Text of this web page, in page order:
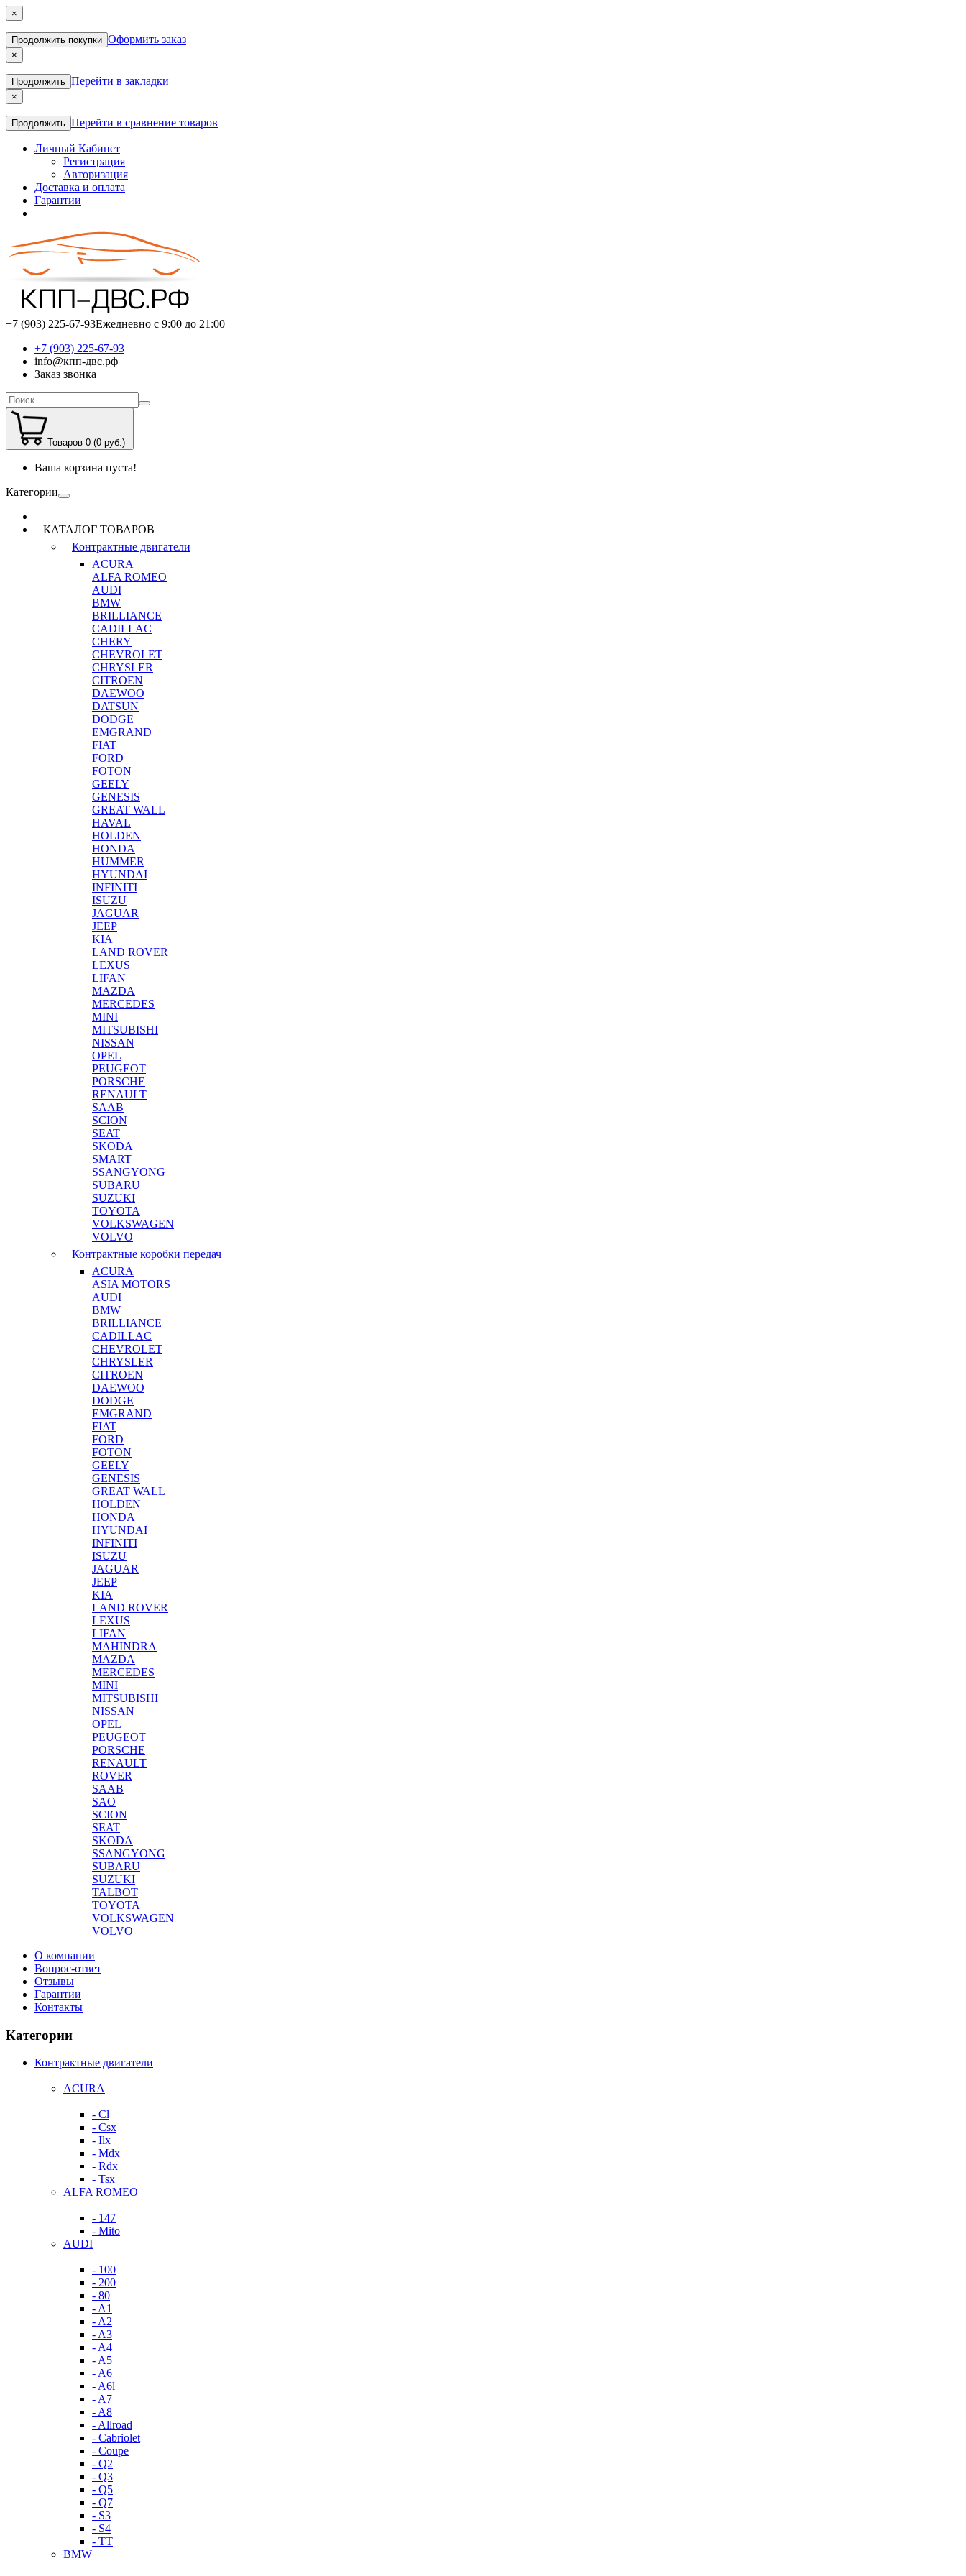
×
Продолжить покупки Оформить заказ
×
Продолжить Перейти в закладки
×
Продолжить Перейти в сравнение товаров
Личный Кабинет
Регистрация
Авторизация
Доставка и оплата
Гарантии
+7 (903) 225-67-93Ежедневно с 9:00 до 21:00
+7 (903) 225-67-93
info@кпп-двс.рф
Заказ звонка
Товаров 0 (0 руб.)
Ваша корзина пуста!
Категории
КАТАЛОГ ТОВАРОВ
Контрактные двигатели
ACURA
ALFA ROMEO
AUDI
BMW
BRILLIANCE
CADILLAC
CHERY
CHEVROLET
CHRYSLER
CITROEN
DAEWOO
DATSUN
DODGE
EMGRAND
FIAT
FORD
FOTON
GEELY
GENESIS
GREAT WALL
HAVAL
HOLDEN
HONDA
HUMMER
HYUNDAI
INFINITI
ISUZU
JAGUAR
JEEP
KIA
LAND ROVER
LEXUS
LIFAN
MAZDA
MERCEDES
MINI
MITSUBISHI
NISSAN
OPEL
PEUGEOT
PORSCHE
RENAULT
SAAB
SCION
SEAT
SKODA
SMART
SSANGYONG
SUBARU
SUZUKI
TOYOTA
VOLKSWAGEN
VOLVO
Контрактные коробки передач
ACURA
ASIA MOTORS
AUDI
BMW
BRILLIANCE
CADILLAC
CHEVROLET
CHRYSLER
CITROEN
DAEWOO
DODGE
EMGRAND
FIAT
FORD
FOTON
GEELY
GENESIS
GREAT WALL
HOLDEN
HONDA
HYUNDAI
INFINITI
ISUZU
JAGUAR
JEEP
KIA
LAND ROVER
LEXUS
LIFAN
MAHINDRA
MAZDA
MERCEDES
MINI
MITSUBISHI
NISSAN
OPEL
PEUGEOT
PORSCHE
RENAULT
ROVER
SAAB
SAO
SCION
SEAT
SKODA
SSANGYONG
SUBARU
SUZUKI
TALBOT
TOYOTA
VOLKSWAGEN
VOLVO
О компании
Вопрос-ответ
Отзывы
Гарантии
Контакты
Категории
Контрактные двигатели
ACURA
- Cl
- Csx
- Ilx
- Mdx
- Rdx
- Tsx
ALFA ROMEO
- 147
- Mito
AUDI
- 100
- 200
- 80
- A1
- A2
- A3
- A4
- A5
- A6
- A6l
- A7
- A8
- Allroad
- Cabriolet
- Coupe
- Q2
- Q3
- Q5
- Q7
- S3
- S4
- TT
BMW